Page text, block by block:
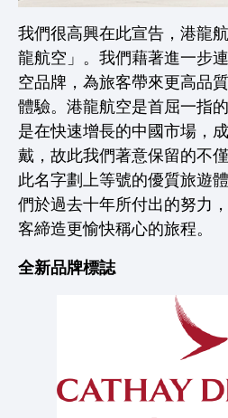
我們很高興在此宣告，港龍
龍航空」。我們藉著進一步
空品牌，為旅客帶來更高品
體驗。港龍航空是首屈一指
是在快速增長的中國市場，
戴，故此我們著意保留的不
此名字劃上等號的優質旅遊
們於過去十年所付出的努力
客締造更愉快稱心的旅程。
全新品牌標誌